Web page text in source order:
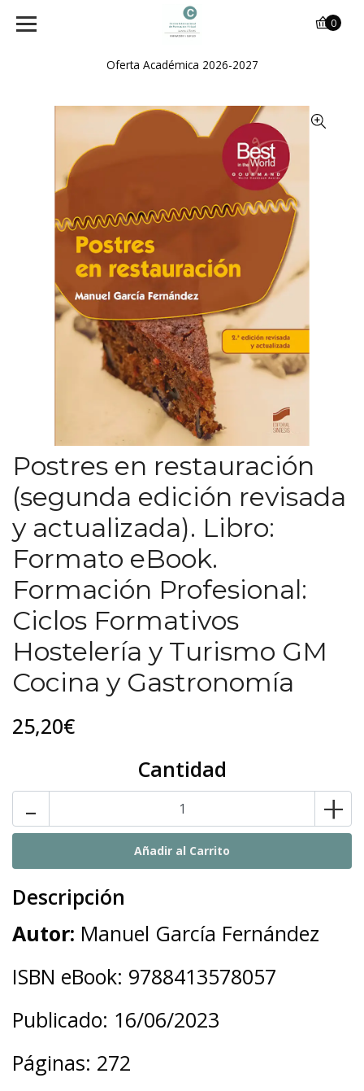
Oferta Académica 2026-2027
0
Postres en restauración
(segunda edición revisada
y actualizada). Libro:
Formato eBook.
Formación Profesional:
Ciclos Formativos
Hostelería y Turismo GM
Cocina y Gastronomía
25,20€
Cantidad
- +
Descripción
Autor: Manuel García Fernández
ISBN eBook: 9788413578057
Publicado: 16/06/2023
Páginas: 272